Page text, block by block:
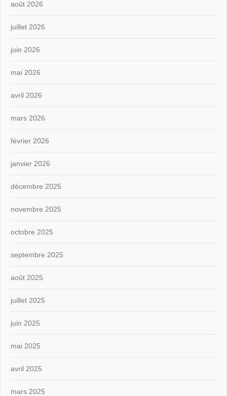
août 2026
juillet 2026
juin 2026
mai 2026
avril 2026
mars 2026
février 2026
janvier 2026
décembre 2025
novembre 2025
octobre 2025
septembre 2025
août 2025
juillet 2025
juin 2025
mai 2025
avril 2025
mars 2025